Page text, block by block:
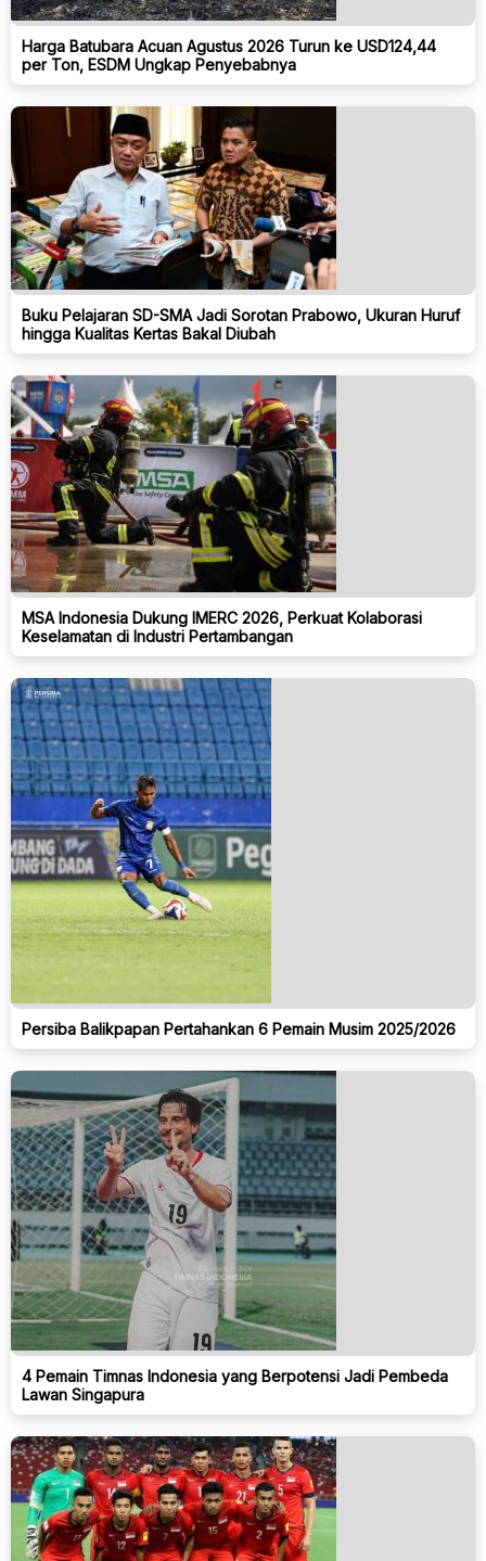
Harga Batubara Acuan Agustus 2026 Turun ke USD124,44
per Ton, ESDM Ungkap Penyebabnya
Buku Pelajaran SD-SMA Jadi Sorotan Prabowo, Ukuran Huruf
hingga Kualitas Kertas Bakal Diubah
MSA Indonesia Dukung IMERC 2026, Perkuat Kolaborasi
Keselamatan di Industri Pertambangan
Persiba Balikpapan Pertahankan 6 Pemain Musim 2025/2026
4 Pemain Timnas Indonesia yang Berpotensi Jadi Pembeda
Lawan Singapura